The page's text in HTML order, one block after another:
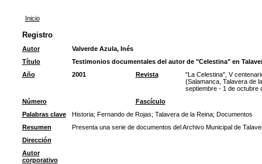
Inicio
Registro
Autor
Valverde Azula, Inés
Título
Testimonios documentales del autor de "Celestina" en
Año
2001 Revista
"La Celestina", V
(Salamanca, Talavera de
septiembre - 1 de octubre
Número
Fascículo
Palabras clave
Historia; Fernando de Rojas; Talavera de la Reina; Documentos
Resumen
Presenta una serie de documentos del Archivo Municipal de
Dirección
Autor
corporativo